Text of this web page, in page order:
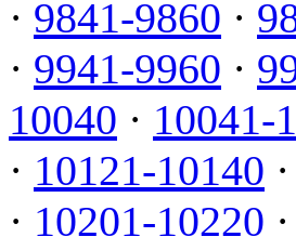
· 9841-9860 ·
· 9941-9960 ·
10040 · 10041-
· 10121-10140 ·
· 10201-10220 ·